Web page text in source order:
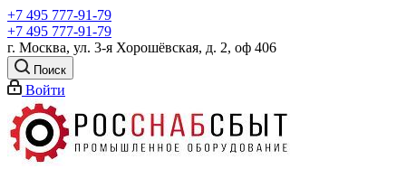
+7 495 777-91-79
+7 495 777-91-79
г. Москва, ул. 3-я Хорошёвская, д. 2, оф 406
Поиск
Войти